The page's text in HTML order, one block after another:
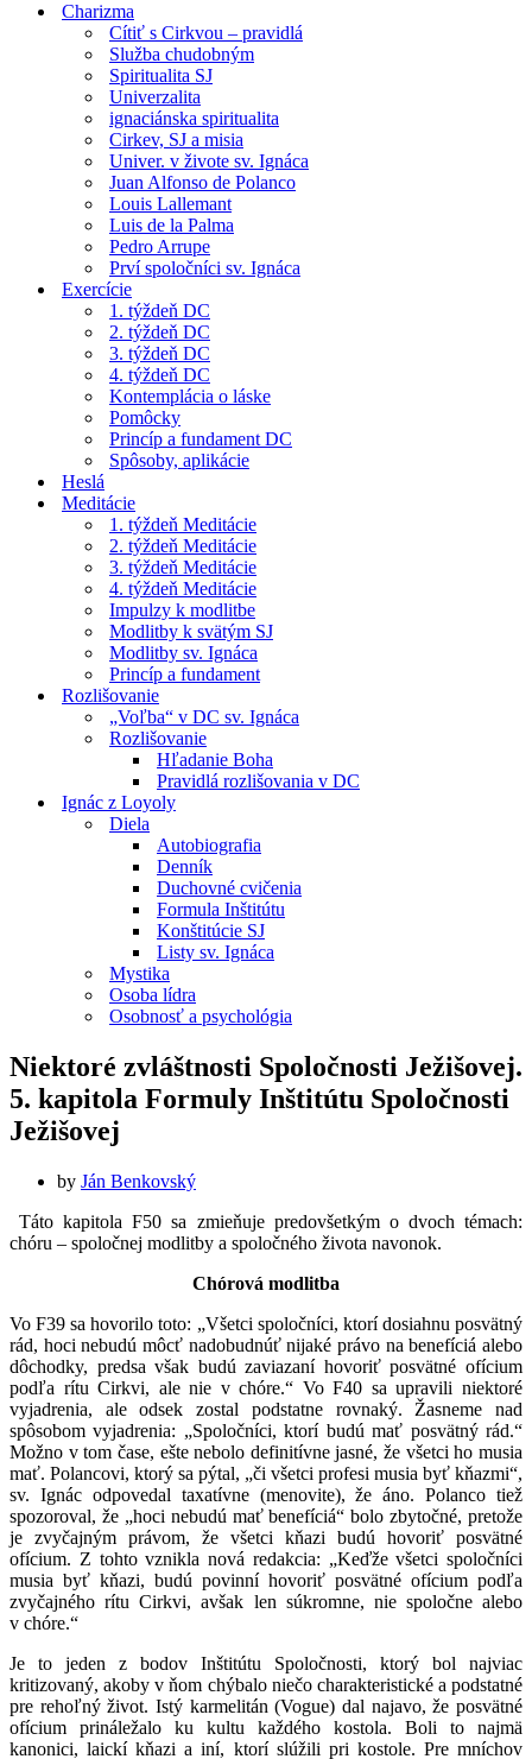
Charizma
Cítiť s Cirkvou – pravidlá
Služba chudobným
Spiritualita SJ
Univerzalita
ignaciánska spiritualita
Cirkev, SJ a misia
Univer. v živote sv. Ignáca
Juan Alfonso de Polanco
Louis Lallemant
Luis de la Palma
Pedro Arrupe
Prví spoločníci sv. Ignáca
Exercície
1. týždeň DC
2. týždeň DC
3. týždeň DC
4. týždeň DC
Kontemplácia o láske
Pomôcky
Princíp a fundament DC
Spôsoby, aplikácie
Heslá
Meditácie
1. týždeň Meditácie
2. týždeň Meditácie
3. týždeň Meditácie
4. týždeň Meditácie
Impulzy k modlitbe
Modlitby k svätým SJ
Modlitby sv. Ignáca
Princíp a fundament
Rozlišovanie
„Voľba“ v DC sv. Ignáca
Rozlišovanie
Hľadanie Boha
Pravidlá rozlišovania v DC
Ignác z Loyoly
Diela
Autobiografia
Denník
Duchovné cvičenia
Formula Inštitútu
Konštitúcie SJ
Listy sv. Ignáca
Mystika
Osoba lídra
Osobnosť a psychológia
Niektoré zvláštnosti Spoločnosti Ježišovej.
5. kapitola Formuly Inštitútu Spoločnosti
Ježišovej
by Ján Benkovský
Táto kapitola F50 sa zmieňuje predovšetkým o dvoch témach:
chóru – spoločnej modlitby a spoločného života navonok.
Chórová modlitba
Vo F39 sa hovorilo toto: „Všetci spoločníci, ktorí dosiahnu posvätný
rád, hoci nebudú môcť nadobudnúť nijaké právo na benefíciá alebo
dôchodky, predsa však budú zaviazaní hovoriť posvätné ofícium
podľa rítu Cirkvi, ale nie v chóre.“ Vo F40 sa upravili niektoré
vyjadrenia, ale odsek zostal podstatne rovnaký. Žasneme nad
spôsobom vyjadrenia: „Spoločníci, ktorí budú mať posvätný rád.“
Možno v tom čase, ešte nebolo definitívne jasné, že všetci ho musia
mať. Polancovi, ktorý sa pýtal, „či všetci profesi musia byť kňazmi“,
sv. Ignác odpovedal taxatívne (menovite), že áno. Polanco tiež
spozoroval, že „hoci nebudú mať benefíciá“ bolo zbytočné, pretože
je zvyčajným právom, že všetci kňazi budú hovoriť posvätné
ofícium. Z tohto vznikla nová redakcia: „Keďže všetci spoločníci
musia byť kňazi, budú povinní hovoriť posvätné ofícium podľa
zvyčajného rítu Cirkvi, avšak len súkromne, nie spoločne alebo
v chóre.“
Je to jeden z bodov Inštitútu Spoločnosti, ktorý bol najviac
kritizovaný, akoby v ňom chýbalo niečo charakteristické a podstatné
pre rehoľný život. Istý karmelitán (Vogue) dal najavo, že posvätné
ofícium prináležalo ku kultu každého kostola. Boli to najmä
kanonici, laickí kňazi a iní, ktorí slúžili pri kostole. Pre mníchov